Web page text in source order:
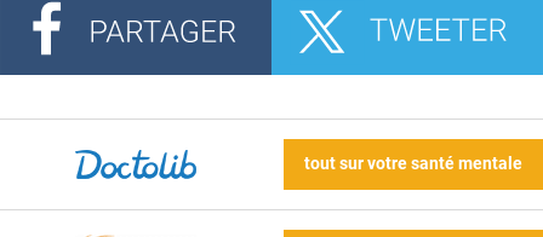
tout sur votre santé mentale